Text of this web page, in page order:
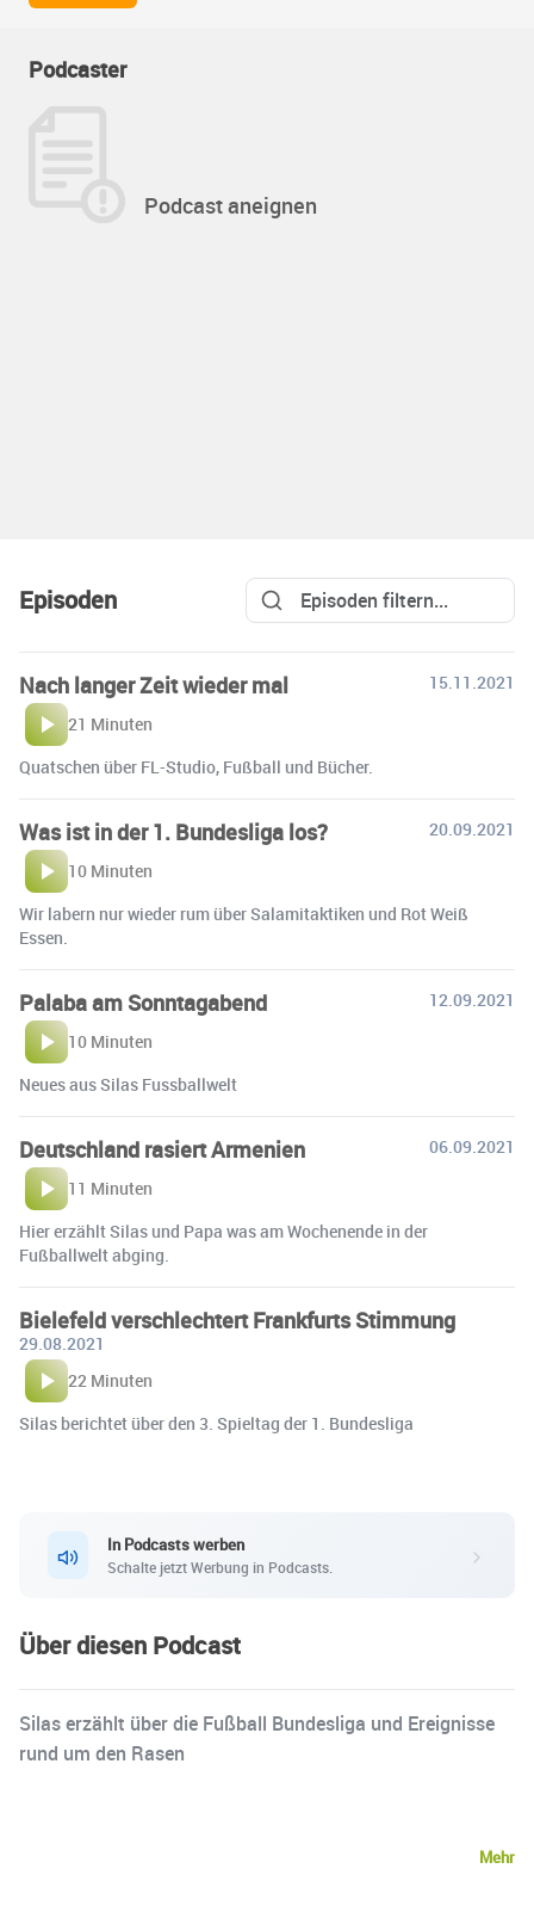
Podcaster
Podcast aneignen
Episoden
Nach langer Zeit wieder mal
15.11.2021
21 Minuten
Quatschen über FL-Studio, Fußball und Bücher.
Was ist in der 1. Bundesliga los?
20.09.2021
10 Minuten
Wir labern nur wieder rum über Salamitaktiken und Rot Weiß
Essen.
Palaba am Sonntagabend
12.09.2021
10 Minuten
Neues aus Silas Fussballwelt
Deutschland rasiert Armenien
06.09.2021
11 Minuten
Hier erzählt Silas und Papa was am Wochenende in der
Fußballwelt abging.
Bielefeld verschlechtert Frankfurts Stimmung
29.08.2021
22 Minuten
Silas berichtet über den 3. Spieltag der 1. Bundesliga
In Podcasts werben
Schalte jetzt Werbung in Podcasts.
Über diesen Podcast
Silas erzählt über die Fußball Bundesliga und Ereignisse
rund um den Rasen
Mehr